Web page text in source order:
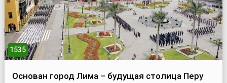
1535
Основан город Лима – будущая столица Перу